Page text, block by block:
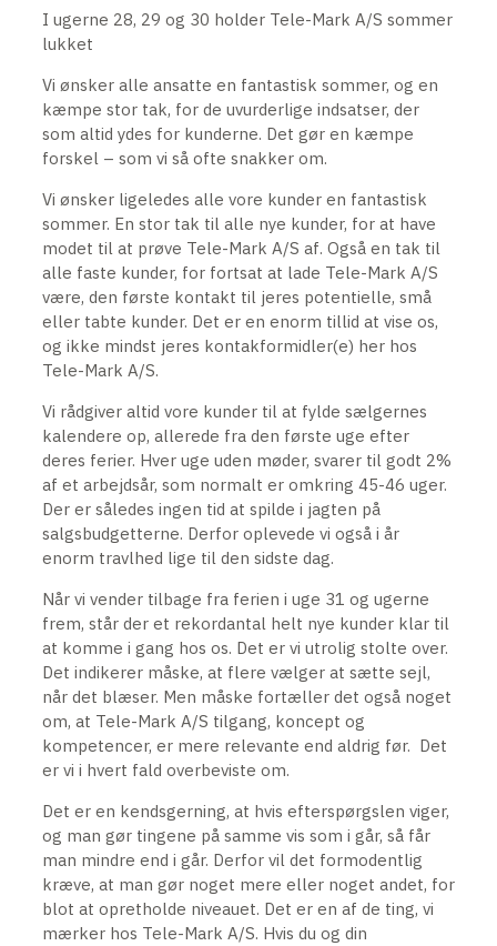
I ugerne 28, 29 og 30 holder Tele-Mark A/S sommer
lukket
Vi ønsker alle ansatte en fantastisk sommer, og en
kæmpe stor tak, for de uvurderlige indsatser, der
som altid ydes for kunderne. Det gør en kæmpe
forskel – som vi så ofte snakker om.
Vi ønsker ligeledes alle vore kunder en fantastisk
sommer. En stor tak til alle nye kunder, for at have
modet til at prøve Tele-Mark A/S af. Også en tak til
alle faste kunder, for fortsat at lade Tele-Mark A/S
være, den første kontakt til jeres potentielle, små
eller tabte kunder. Det er en enorm tillid at vise os,
og ikke mindst jeres kontakformidler(e) her hos
Tele-Mark A/S.
Vi rådgiver altid vore kunder til at fylde sælgernes
kalendere op, allerede fra den første uge efter
deres ferier. Hver uge uden møder, svarer til godt 2%
af et arbejdsår, som normalt er omkring 45-46 uger.
Der er således ingen tid at spilde i jagten på
salgsbudgetterne. Derfor oplevede vi også i år
enorm travlhed lige til den sidste dag.
Når vi vender tilbage fra ferien i uge 31 og ugerne
frem, står der et rekordantal helt nye kunder klar til
at komme i gang hos os. Det er vi utrolig stolte over.
Det indikerer måske, at flere vælger at sætte sejl,
når det blæser. Men måske fortæller det også noget
om, at Tele-Mark A/S tilgang, koncept og
kompetencer, er mere relevante end aldrig før. Det
er vi i hvert fald overbeviste om.
Det er en kendsgerning, at hvis efterspørgslen viger,
og man gør tingene på samme vis som i går, så får
man mindre end i går. Derfor vil det formodentlig
kræve, at man gør noget mere eller noget andet, for
blot at opretholde niveauet. Det er en af de ting, vi
mærker hos Tele-Mark A/S. Hvis du og din